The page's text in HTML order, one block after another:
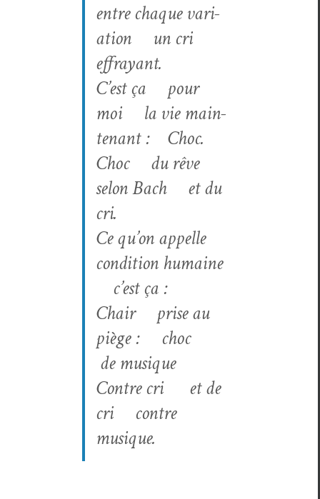
entre chaque vari­
a­tion un cri
effrayant.
C’est ça pour
moi la vie main­
tenant: Choc.
Choc du rêve
selon Bach et du
cri.
Ce qu’on appelle
con­di­tion humaine
c’est ça :
Chair prise au
piège : choc
de musique
Con­tre cri et de
cri con­tre
musique.